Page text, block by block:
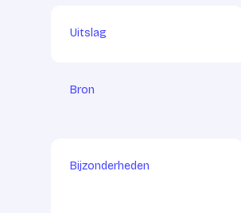
Uitslag
Bron
Bijzonderheden